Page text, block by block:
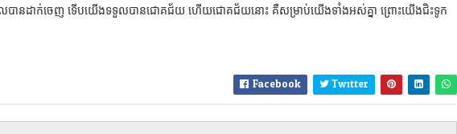
លបានដាក់ចេញ ទើបយើងទទួលបានជោគជ័យ ហើយជោគជ័យនោះ គឺសម្រាប់យើងទាំងអស់គ្នា ព្រោះយើងជិះទូក
Facebook Twitter